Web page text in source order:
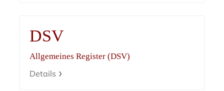
DSV
Allgemeines Register (DSV)
Details